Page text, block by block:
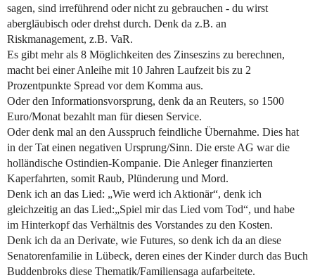
sagen, sind irreführend oder nicht zu gebrauchen - du wirst
abergläubisch oder drehst durch. Denk da z.B. an
Riskmanagement, z.B. VaR.
Es gibt mehr als 8 Möglichkeiten des Zinseszins zu berechnen,
macht bei einer Anleihe mit 10 Jahren Laufzeit bis zu 2
Prozentpunkte Spread vor dem Komma aus.
Oder den Informationsvorsprung, denk da an Reuters, so 1500
Euro/Monat bezahlt man für diesen Service.
Oder denk mal an den Ausspruch feindliche Übernahme. Dies hat
in der Tat einen negativen Ursprung/Sinn. Die erste AG war die
holländische Ostindien-Kompanie. Die Anleger finanzierten
Kaperfahrten, somit Raub, Plünderung und Mord.
Denk ich an das Lied: „Wie werd ich Aktionär“, denk ich
gleichzeitig an das Lied:„Spiel mir das Lied vom Tod“, und habe
im Hinterkopf das Verhältnis des Vorstandes zu den Kosten.
Denk ich da an Derivate, wie Futures, so denk ich da an diese
Senatorenfamilie in Lübeck, deren eines der Kinder durch das Buch
Buddenbroks diese Thematik/Familiensaga aufarbeitete.